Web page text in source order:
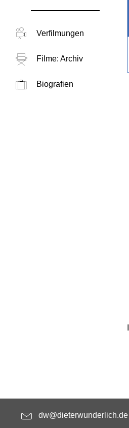
Verfilmungen
Filme: Archiv
Biografien
dw@dieterwunderlich.de